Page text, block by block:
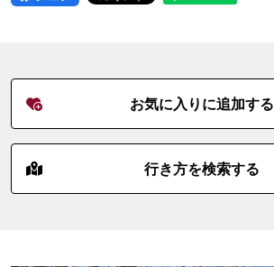
お気に入りに追加する
行き方を検索する